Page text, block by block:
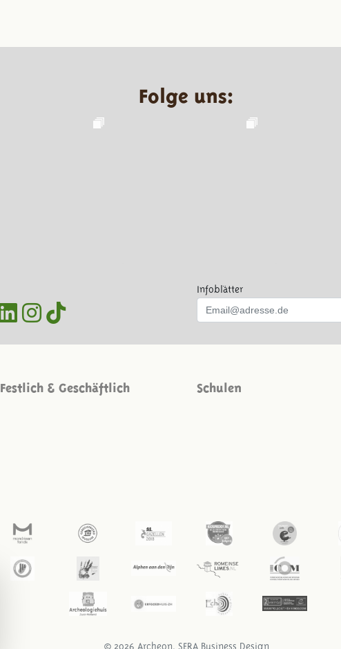
Folge uns:
Infoblätter
Festlich & Geschäftlich Schulen
© 2026 Archeon, SERA Business Design